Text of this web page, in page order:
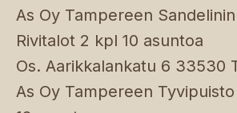
As Oy Tampereen
Rivitalot 2 kpl 10 asuntoa
Os. Aarikkalankatu 6 33530
As Oy Tampereen